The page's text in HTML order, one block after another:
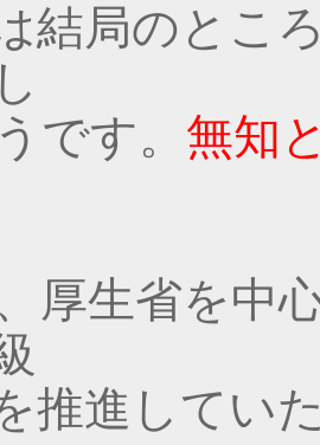
結局のとこ
です。 無知
厚生省を中
推進してい